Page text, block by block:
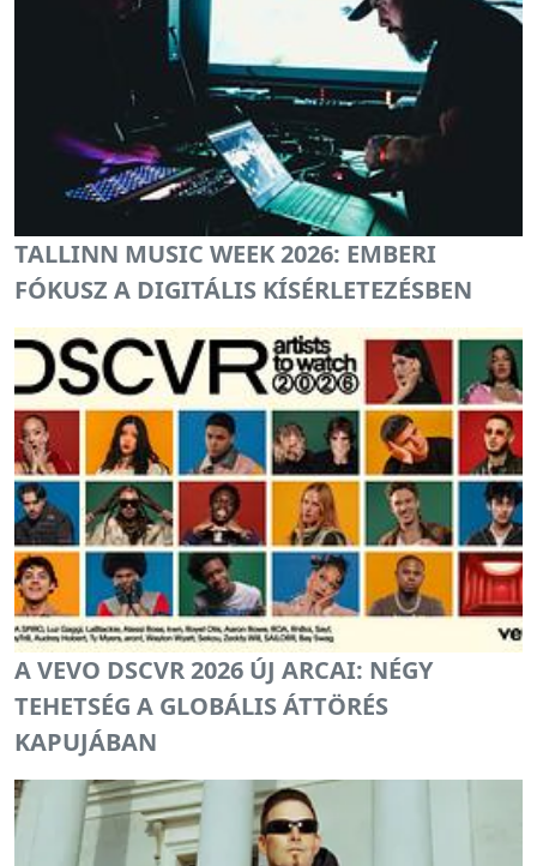
TALLINN MUSIC WEEK 2026: EMBERI
FÓKUSZ A DIGITÁLIS KÍSÉRLETEZÉSBEN
A VEVO DSCVR 2026 ÚJ ARCAI: NÉGY
TEHETSÉG A GLOBÁLIS ÁTTÖRÉS
KAPUJÁBAN